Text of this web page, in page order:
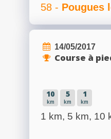
58 - Pougues
14/05/2017
Course à
10
km
5
km
1
km
1 km, 5 km, 10